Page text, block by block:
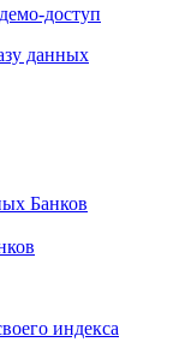
демо-доступ
данных
Банков
индекса